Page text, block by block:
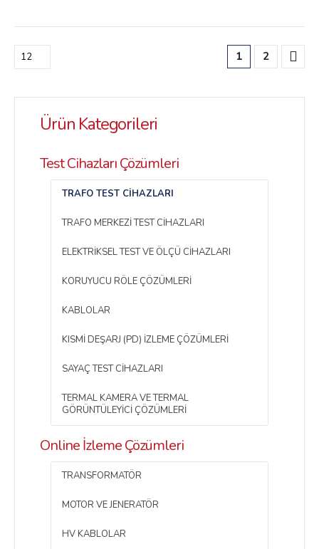
1 2
Ürün Kategorileri
Test Cihazları Çözümleri
TRAFO TEST CIHAZLARI
TRAFO MERKEZI TEST CIHAZLARI
ELEKTRIKSEL TEST VE ÖLÇÜ CIHAZLARI
KORUYUCU RÖLE ÇÖZÜMLERI
KABLOLAR
KISMI DEŞARJ (PD) İZLEME ÇÖZÜMLERI
SAYAÇ TEST CIHAZLARI
TERMAL KAMERA VE TERMAL
GÖRÜNTÜLEYICI ÇÖZÜMLERI
Online İzleme Çözümleri
TRANSFORMATÖR
MOTOR VE JENERATÖR
HV KABLOLAR